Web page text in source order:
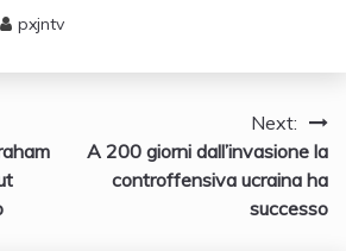
pxjntv
Next:
A 200 giorni dall’invasione la
controffensiva ucraina ha
successo